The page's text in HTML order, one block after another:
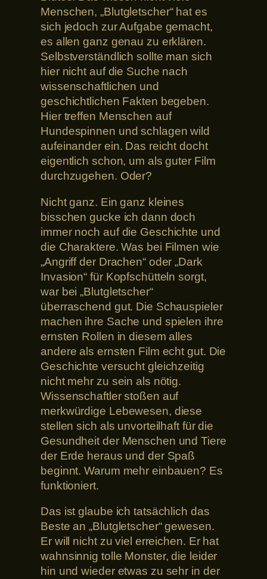
Menschen, „Blutgletscher“ hat es
sich jedoch zur Aufgabe gemacht,
es allen ganz genau zu erklären.
Selbstverständlich sollte man sich
hier nicht auf die Suche nach
wissenschaftlichen und
geschichtlichen Fakten begeben.
Hier treffen Menschen auf
Hundespinnen und schlagen wild
aufeinander ein. Das reicht docht
eigentlich schon, um als guter Film
durchzugehen. Oder?
Nicht ganz. Ein ganz kleines
bisschen gucke ich dann doch
immer noch auf die Geschichte und
die Charaktere. Was bei Filmen wie
„Angriff der Drachen“ oder „Dark
Invasion“ für Kopfschütteln sorgt,
war bei „Blutgletscher“
überraschend gut. Die Schauspieler
machen ihre Sache und spielen ihre
ernsten Rollen in diesem alles
andere als ernsten Film echt gut. Die
Geschichte versucht gleichzeitig
nicht mehr zu sein als nötig.
Wissenschaftler stoßen auf
merkwürdige Lebewesen, diese
stellen sich als unvorteilhaft für die
Gesundheit der Menschen und Tiere
der Erde heraus und der Spaß
beginnt. Warum mehr einbauen? Es
funktioniert.
Das ist glaube ich tatsächlich das
Beste an „Blutgletscher“ gewesen.
Er will nicht zu viel erreichen. Er hat
wahnsinnig tolle Monster, die leider
hin und wieder etwas zu sehr in der